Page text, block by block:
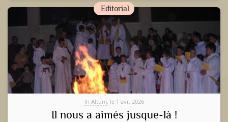
Editorial
In Altum, le 1 avr. 2026
Il nous a aimés jusque-là !